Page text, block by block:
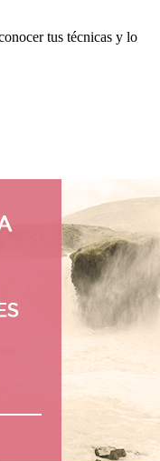
tus técnicas y lo